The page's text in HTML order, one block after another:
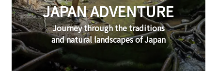
JAPAN ADVENTURE
Journey through the traditions
and natural landscapes of Japan